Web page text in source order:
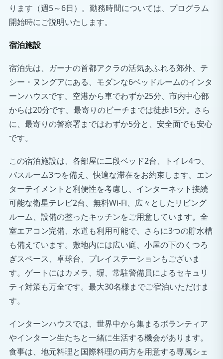
ります（週5～6日）。勤務時間については、プログラム
開始時にご説明いたします。
宿泊施設
宿泊先は、ガーナの首都アクラの活気あふれる郊外、テ
シー・ヌングアにある、モダンな6ベッドルームのインタ
ーンハウスです。空港から車でわずか25分、市内中心部
からは20分です。最寄りのビーチまでは徒歩15分。さら
に、最寄りの警察署まではわずか5分と、安全面でも安心
です。
この宿泊施設は、各部屋に二段ベッド2台、トイレ4つ、
バスルーム3つを備え、快適な滞在をお約束します。エン
ターテイメントと利便性を考慮し、インターネット接続
可能な衛星テレビ2台、無料Wi-Fi、広々としたリビング
ルーム、設備の整ったキッチンをご用意しています。全
室エアコン完備、水道も利用可能で、さらに3つの貯水槽
も備えています。敷地内には広い庭、小屋の下のくつろ
ぎスペース、卓球台、プレイステーションもございま
す。ゲートにはカメラ、塀、常駐警備員によるセキュリ
ティ対策も万全です。最大30名様までご宿泊いただけま
す。
インターンハウスでは、世界中から集まるボランティア
やインターン生たちと一緒に生活する機会があります。
食事は、地元料理と国際料理の両方を用意する専属シェ